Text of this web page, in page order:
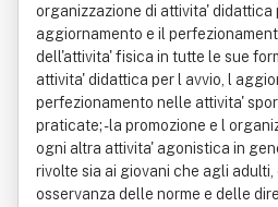
organizzazione di attivita' didattica
aggiornamento e il
dell'attivita' fisica in tutte le sue
attivita' didattica per l avvio, l
perfezionamento nelle attivita'
praticate; - la promozione e l
ogni altra attivita' agonistica in
rivolte sia ai giovani che agli
osservanza delle norme e delle